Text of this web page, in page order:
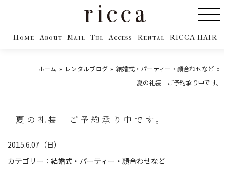
Home About Mail Tel Access Rental RICCA HAIR
ホーム レンタルブログ
結婚式・パーティー・顔合わせなど
夏の礼装 ご予約承り中です。
夏の礼装 ご予約承り中です。
2015.6.07（日）
カテゴリー： 結婚式・パーティー・顔合わせなど